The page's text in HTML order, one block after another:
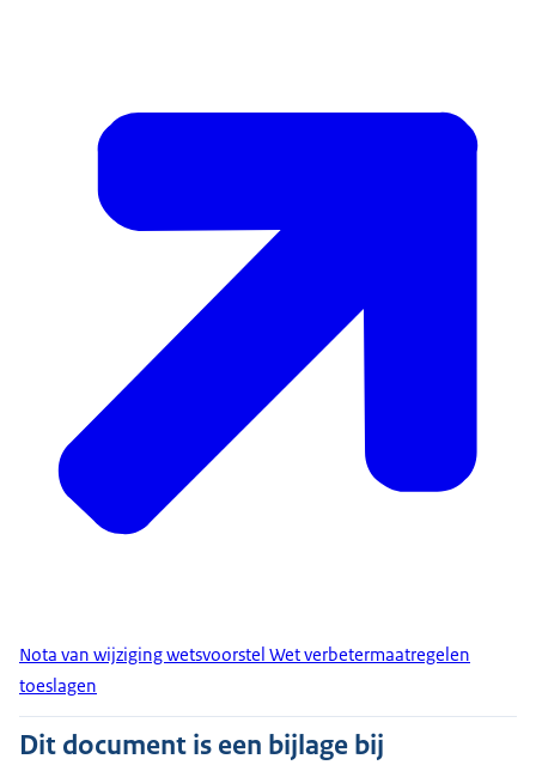
Nota van wijziging wetsvoorstel Wet verbetermaatregelen
toeslagen
Dit document is een bijlage bij